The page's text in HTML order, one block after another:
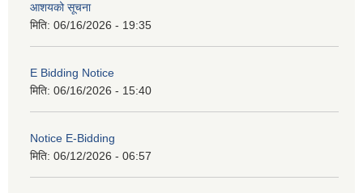
आशयको सूचना
मिति: 06/16/2026 - 19:35
E Bidding Notice
मिति: 06/16/2026 - 15:40
Notice E-Bidding
मिति: 06/12/2026 - 06:57